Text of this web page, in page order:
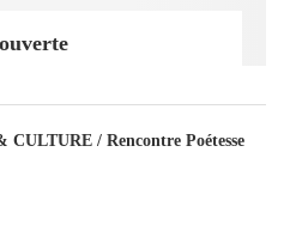
CULTURE / Rencontre Poétesse